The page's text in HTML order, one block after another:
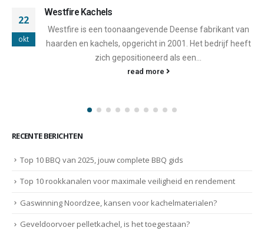
22
okt
Westfire Kachels
Westfire is een toonaangevende Deense fabrikant van
haarden en kachels, opgericht in 2001. Het bedrijf heeft
zich gepositioneerd als een...
read more
RECENTE BERICHTEN
Top 10 BBQ van 2025, jouw complete BBQ gids
Top 10 rookkanalen voor maximale veiligheid en rendement
Gaswinning Noordzee, kansen voor kachelmaterialen?
Geveldoorvoer pelletkachel, is het toegestaan?